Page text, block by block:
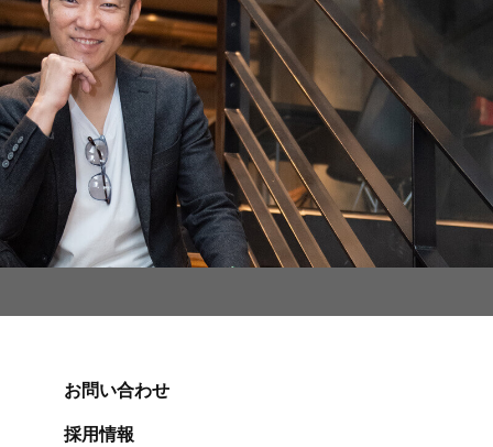
お問い合わせ
採用情報